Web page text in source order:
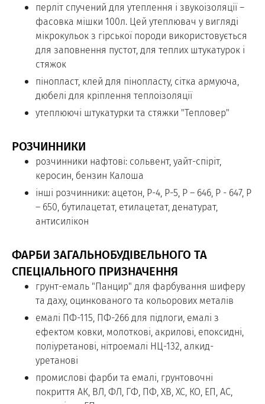
перліт спучений для утеплення і звукоізоляції –
фасовка мішки 100л. Цей утеплювач у вигляді
мікрокульок з гірської породи використовується
для заповнення пустот, для теплих штукатурок і
стяжок
пінопласт, клей для пінопласту, сітка армуюча,
дюбелі для кріплення теплоізоляції
утеплюючі штукатурки та стяжки "Тепловер"
РОЗЧИННИКИ
розчинники нафтові: сольвент, уайт-спіріт,
керосин, бензин Калоша
інші розчинники: ацетон, Р-4, Р-5, Р – 646, Р - 647, Р
– 650, бутилацетат, етилацетат, денатурат,
антисилікон
ФАРБИ ЗАГАЛЬНОБУДІВЕЛЬНОГО ТА
СПЕЦІАЛЬНОГО ПРИЗНАЧЕННЯ
грунт-емаль "Панцир" для фарбування шиферу
та даху, оцинкованого та кольорових металів
емалі ПФ-115, ПФ-266 для підлоги, емалі з
ефектом ковки, молоткові, акрилові, епоксидні,
поліуретанові, нітроемалі НЦ-132, алкид-
уретанові
промислові фарби та емалі, грунтовочні
покриття АК, ВЛ, ФЛ, ГФ, ПФ, ХВ, ХС, КО, ЕП, АС,